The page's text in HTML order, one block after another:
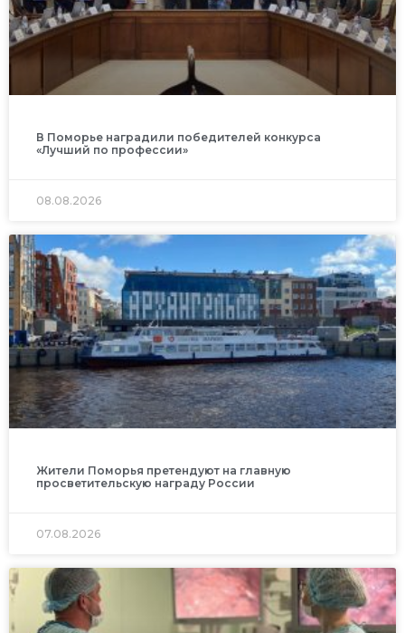
В Поморье наградили победителей конкурса
«Лучший по профессии»
08.08.2026
Жители Поморья претендуют на главную
просветительскую награду России
07.08.2026